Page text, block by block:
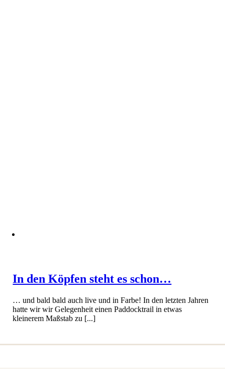
In den Köpfen steht es schon…
… und bald bald auch live und in Farbe! In den letzten Jahren
hatte wir wir Gelegenheit einen Paddocktrail in etwas
kleinerem Maßstab zu [...]